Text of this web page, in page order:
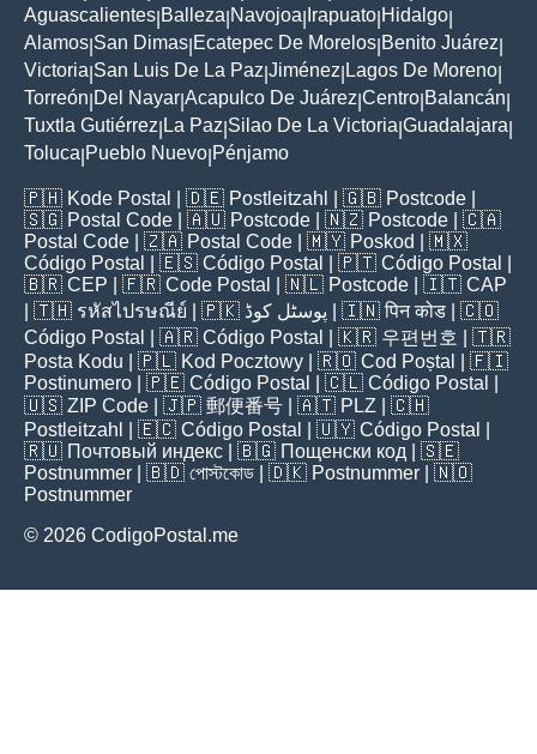
Aguascalientes Balleza Navojoa Irapuato Hidalgo
Alamos San Dimas Ecatepec De Morelos Benito Juárez
Victoria San Luis De La Paz Jiménez Lagos De Moreno
Torreón Del Nayar Acapulco De Juárez Centro Balancán
Tuxtla Gutiérrez La Paz Silao De La Victoria Guadalajara
Toluca Pueblo Nuevo Pénjamo
🇵🇭 Kode Postal | 🇩🇪 Postleitzahl | 🇬🇧 Postcode
🇸🇬 Postal Code | 🇦🇺 Postcode | 🇳🇿 Postcode | 🇨🇦
Postal Code | 🇿🇦 Postal Code | 🇲🇾 Poskod
| 🇲🇽
Código Postal
| 🇪🇸 Código Postal | 🇵🇹 Código Postal
🇧🇷 CEP | 🇫🇷 Code Postal | 🇳🇱 Postcode | 🇮🇹 CAP
| 🇹🇭 รหัสไปรษณีย์ | 🇵🇰 پوسٹل کوڈ | 🇮🇳पिन कोड | 🇨🇴
Código Postal
| 🇦🇷 Código Postal | 🇰🇷 우편번호
| 🇹🇷
Posta Kodu | 🇵🇱 Kod Pocztowy | 🇷🇴 Cod Poștal
| 🇫🇮
Postinumero | 🇵🇪 Código Postal | 🇨🇱 Código Postal
🇺🇸 ZIP Code | 🇯🇵 郵便番号 | 🇦🇹 PLZ | 🇨🇭
Postleitzahl
| 🇪🇨 Código Postal | 🇺🇾 Código Postal
🇷🇺 Почтовый индекс | 🇧🇬 Пощенски код | 🇸🇪
Postnummer | 🇧🇩 পোস্টকোড | 🇩🇰 Postnummer | 🇳🇴
Postnummer
© 2026 CodigoPostal.me